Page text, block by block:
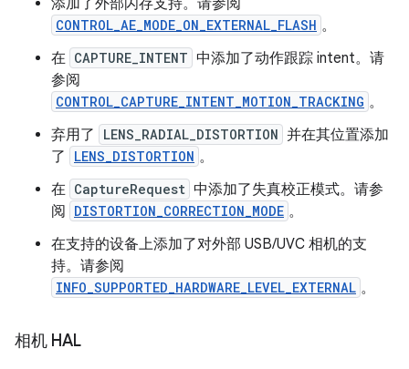
添加了外部闪存支持。请参阅
CONTROL_AE_MODE_ON_EXTERNAL_FLASH 。
在 CAPTURE_INTENT 中添加了动作跟踪 intent。请
参阅
CONTROL_CAPTURE_INTENT_MOTION_TRACKING 。
弃用了
LENS_RADIAL_DISTORTION 并在其位置添加
了
LENS_DISTORTION 。
在 CaptureRequest 中添加了失真校正模式。请参
阅
DISTORTION_CORRECTION_MODE 。
在支持的设备上添加了对外部 USB/UVC 相机的支
持。请参阅
INFO_SUPPORTED_HARDWARE_LEVEL_EXTERNAL 。
相机 HAL